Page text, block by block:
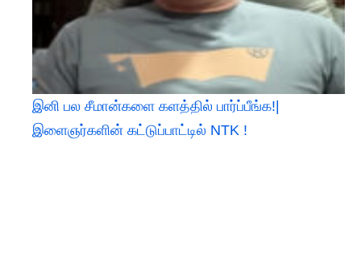
இனி பல சீமான்களை களத்தில் பார்ப்பீங்க!|
இளைஞர்களின் கட்டுப்பாட்டில் NTK !